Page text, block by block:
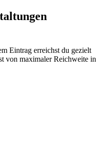
Eintrag erreichst du gezielt
von maximaler Reichweite in